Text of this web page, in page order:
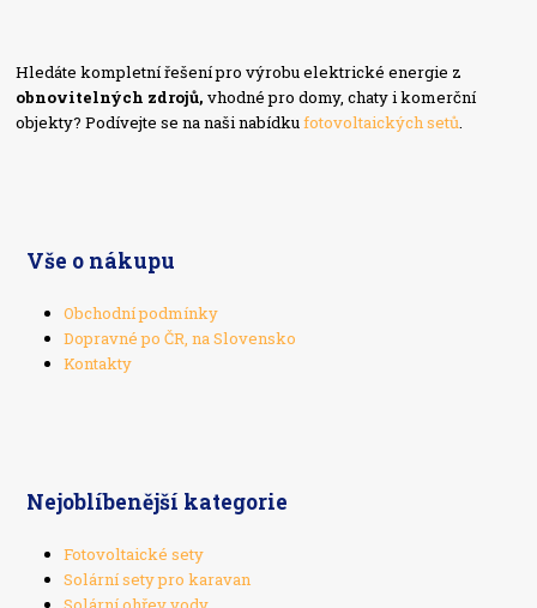
Hledáte kompletní řešení pro výrobu elektrické energie z
obnovitelných zdrojů, vhodné pro domy, chaty i komerční
objekty? Podívejte se na naši nabídkufotovoltaických setů.
Vše o nákupu
Obchodní podmínky
Dopravné po ČR, na Slovensko
Kontakty
Nejoblíbenější kategorie
Fotovoltaické sety
Solární sety pro karavan